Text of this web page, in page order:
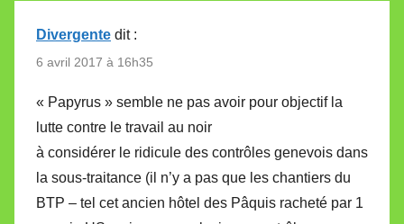
Divergente dit :
6 avril 2017 à 16h35
« Papyrus » semble ne pas avoir pour objectif la
lutte contre le travail au noir
à considérer le ridicule des contrôles genevois dans
la sous-traitance (il n’y a pas que les chantiers du
BTP – tel cet ancien hôtel des Pâquis racheté par 1